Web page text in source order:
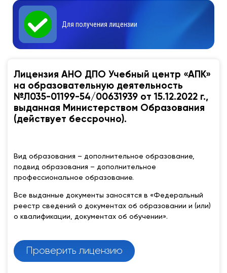
Для получения лицензии
Лицензия АНО ДПО Учебный центр «АПК»
на образовательную деятельность
№Л035-01199-54/00631939 от 15.12.2022 г.,
выданная Министерством Образования
(действует бессрочно).
Вид образования – дополнительное образование,
подвид образования – дополнительное
профессиональное образование.
Все выданные документы заносятся в «Федеральный
реестр сведений о документах об образовании и (или)
о квалификации, документах об обучении».
Проверить лицензию